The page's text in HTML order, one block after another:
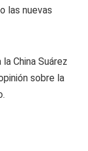
las nuevas
China Suárez
sobre la